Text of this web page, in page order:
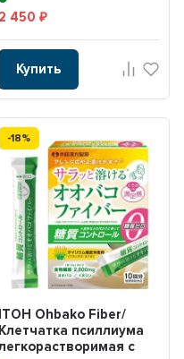
2 450 ₽
Купить
-18%
ITOH Ohbako Fiber/
Клетчатка псиллиума
с